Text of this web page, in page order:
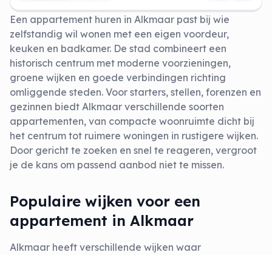
Een appartement huren in Alkmaar past bij wie
zelfstandig wil wonen met een eigen voordeur,
keuken en badkamer. De stad combineert een
historisch centrum met moderne voorzieningen,
groene wijken en goede verbindingen richting
omliggende steden. Voor starters, stellen, forenzen en
gezinnen biedt Alkmaar verschillende soorten
appartementen, van compacte woonruimte dicht bij
het centrum tot ruimere woningen in rustigere wijken.
Door gericht te zoeken en snel te reageren, vergroot
je de kans om passend aanbod niet te missen.
Populaire wijken voor een
appartement in Alkmaar
Alkmaar heeft verschillende wijken waar